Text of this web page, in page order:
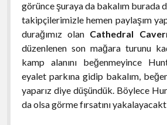
görünce şuraya da bakalım burada
takipçilerimizle hemen paylaşım
durağımız olan Cathedral
düzenlenen son mağara turunu
kamp alanını beğenmeyince
eyalet parkına gidip bakalım,
yaparız diye düşündük. Böylece
da olsa görme fırsatını